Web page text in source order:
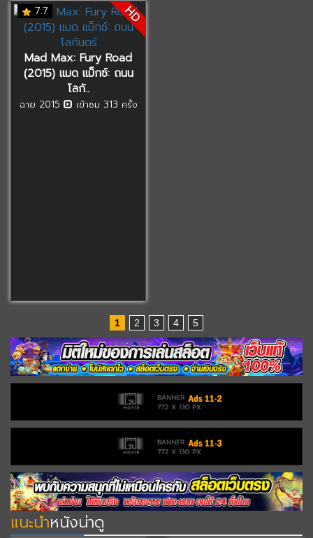
7.7 HD
Mad Max: Fury Road
(2015) แมด แม็กซ์: ถนน
โลกั..
ฉาย 2015 เข้าชม 313 ครั้ง
1 2 3 4 5
แนะนำหนังน่าดู